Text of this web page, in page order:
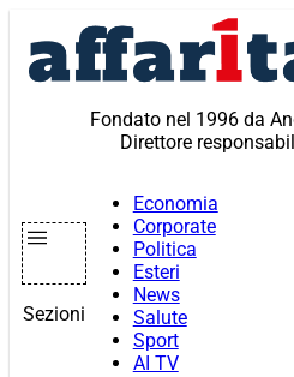
contenuto
Fondato nel 1996 da
Direttore
Sezioni
Economia
Corporate
Politica
Esteri
News
Salute
Sport
AI TV